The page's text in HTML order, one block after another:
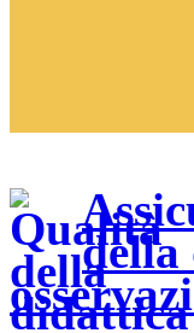
della